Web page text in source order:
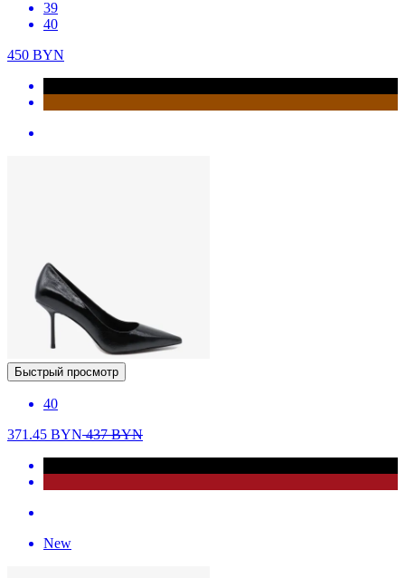
39
40
450 BYN
Быстрый просмотр
40
371.45 BYN437BYN
New